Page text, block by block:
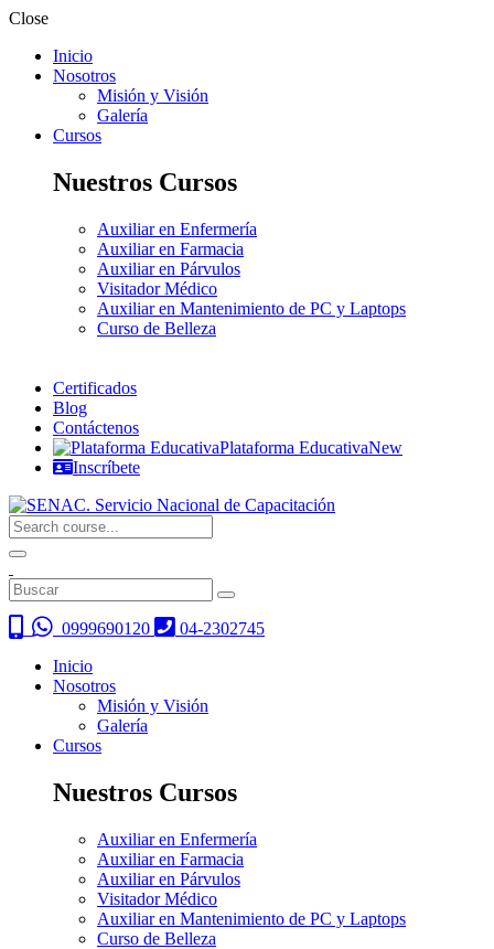
Close
Inicio
Nosotros
Misión y Visión
Galería
Cursos
Nuestros Cursos
Auxiliar en Enfermería
Auxiliar en Farmacia
Auxiliar en Párvulos
Visitador Médico
Auxiliar en Mantenimiento de PC y Laptops
Curso de Belleza
Certificados
Blog
Contáctenos
Plataforma EducativaNew
Inscríbete
0999690120
04-2302745
Inicio
Nosotros
Misión y Visión
Galería
Cursos
Nuestros Cursos
Auxiliar en Enfermería
Auxiliar en Farmacia
Auxiliar en Párvulos
Visitador Médico
Auxiliar en Mantenimiento de PC y Laptops
Curso de Belleza